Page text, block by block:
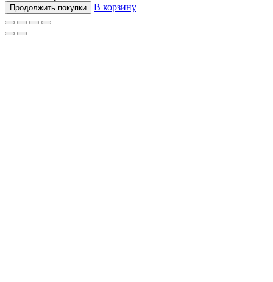
Продолжить покупки В корзину